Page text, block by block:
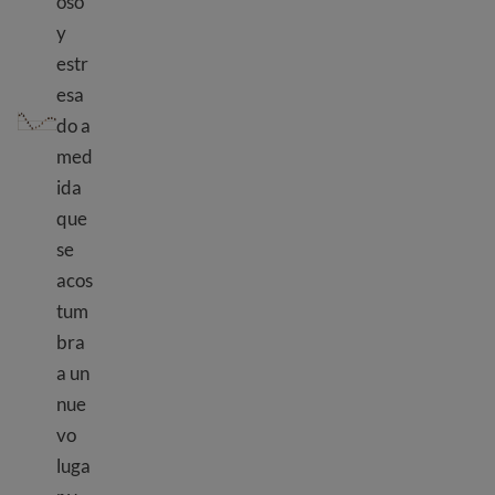
Choque cultural
y
estr
esa
do a
med
ida
que
se
acos
tum
bra
a un
nue
vo
luga